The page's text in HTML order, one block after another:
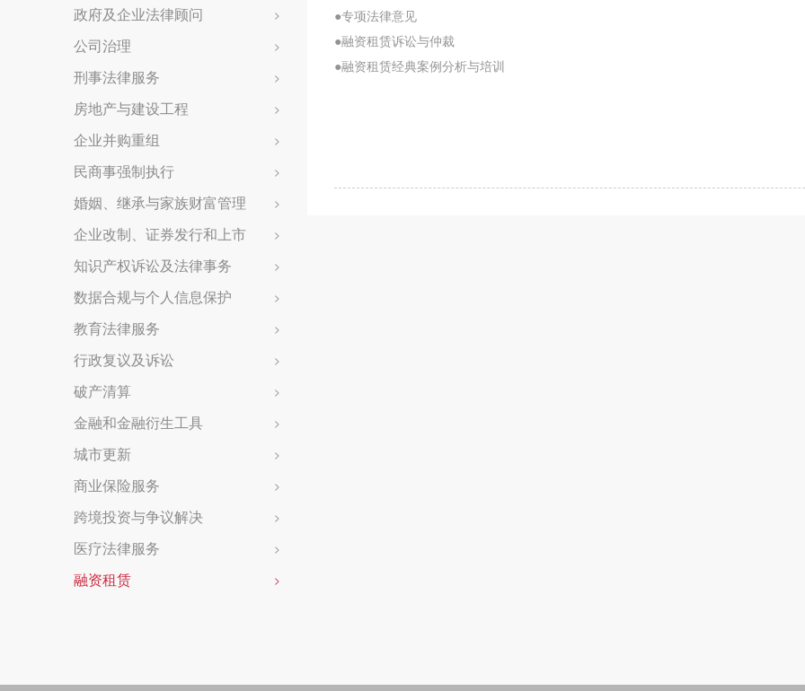
政府及企业法律顾问 >
公司治理 >
刑事法律服务 >
房地产与建设工程 >
企业并购重组 >
民商事强制执行 >
婚姻、继承与家族财富管理 >
企业改制、证券发行和上市 >
知识产权诉讼及法律事务 >
数据合规与个人信息保护 >
教育法律服务 >
行政复议及诉讼 >
破产清算 >
金融和金融衍生工具 >
城市更新 >
商业保险服务 >
跨境投资与争议解决 >
医疗法律服务 >
融资租赁 >
●专项法律意见
●融资租赁诉讼与仲裁
●融资租赁经典案例分析与培训